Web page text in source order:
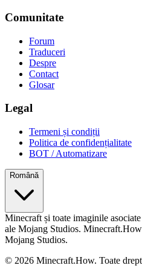
Comunitate
Forum
Traduceri
Despre
Contact
Glosar
Legal
Termeni și condiții
Politica de confidențialitate
BOT / Automatizare
Română
Minecraft și toate imaginile
ale Mojang Studios.
Mojang Studios.
© 2026 Minecraft.How. Toate